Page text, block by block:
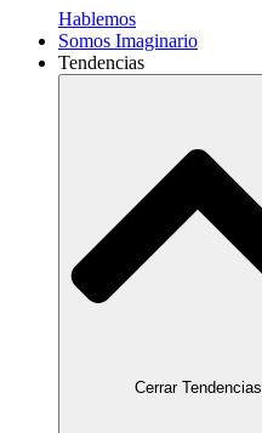
Hablemos
Somos Imaginario
Tendencias
Cerrar Tendencias